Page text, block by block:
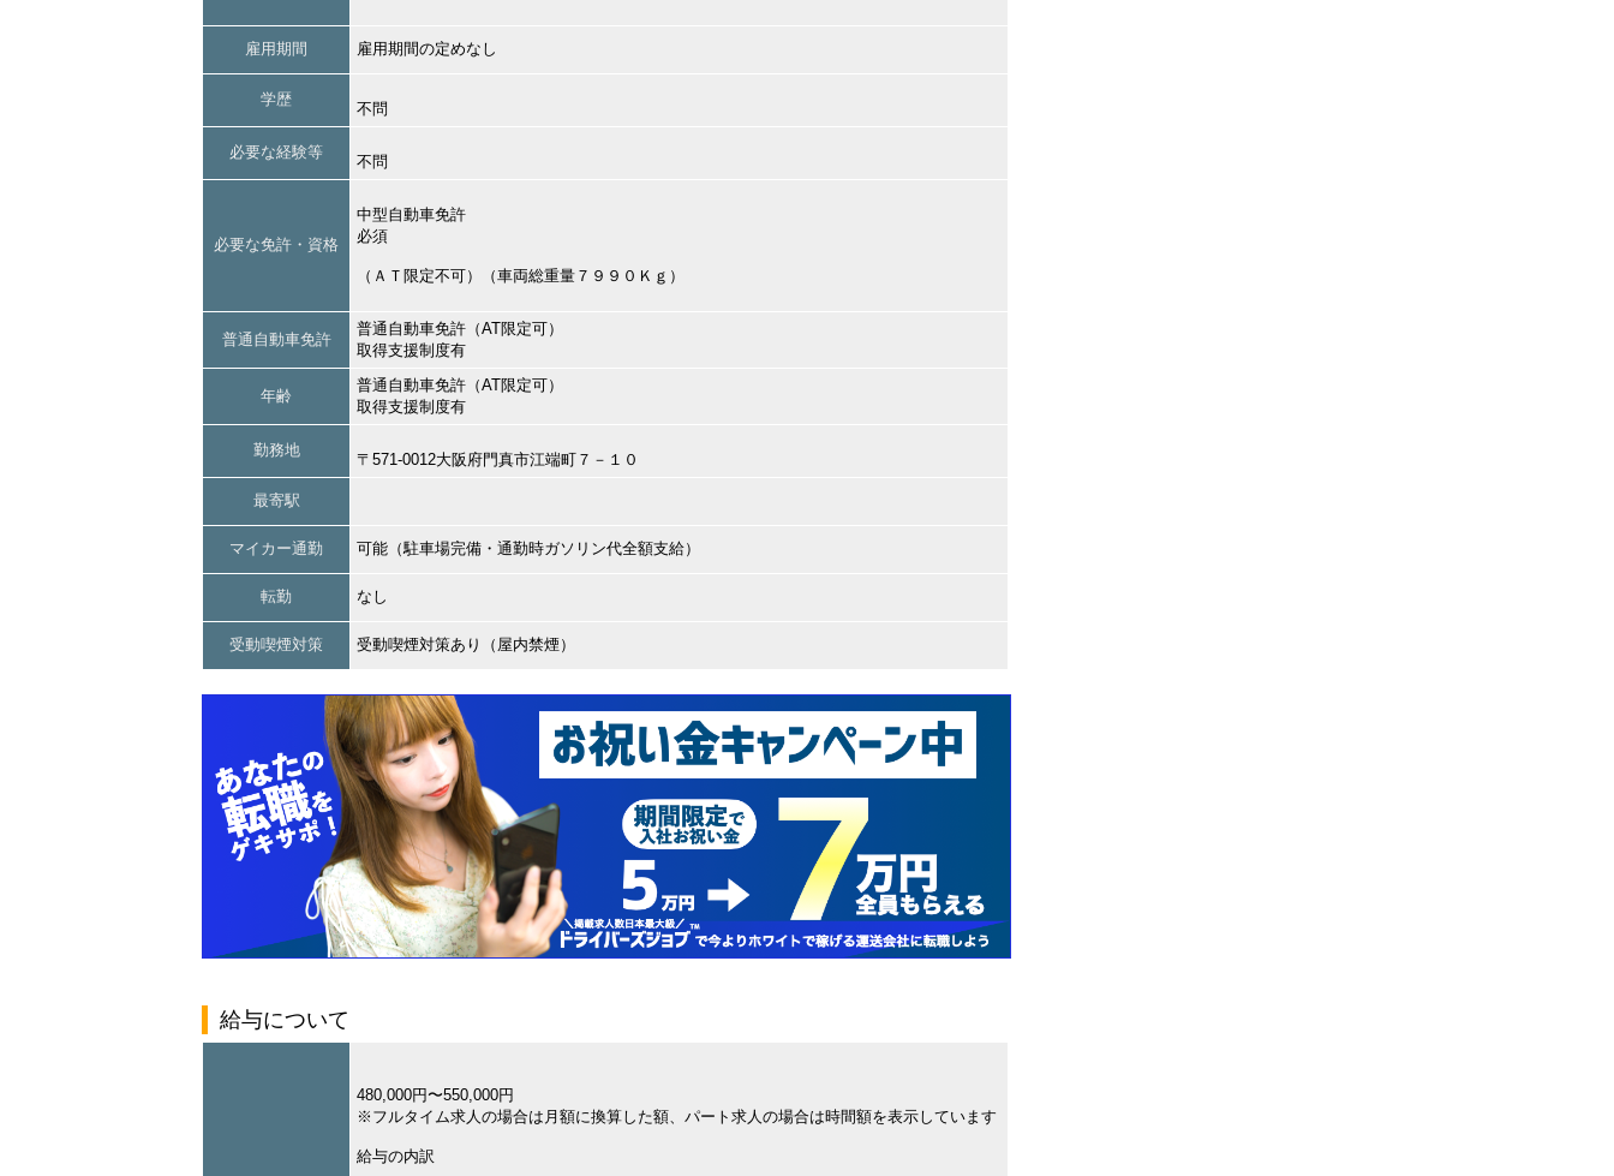
雇用期間 雇用期間の定めなし
学歴
不問
必要な経験等
不問
必要な免許・資格
中型自動車免許
必須
（ＡＴ限定不可）（車両総重量７９９０Ｋｇ）
普通自動車免許
普通自動車免許（AT限定可）
取得支援制度有
年齢
普通自動車免許（AT限定可）
取得支援制度有
勤務地
〒571-0012大阪府門真市江端町７－１０
最寄駅
マイカー通勤 可能（駐車場完備・通勤時ガソリン代全額支給）
転勤 なし
受動喫煙対策 受動喫煙対策あり（屋内禁煙）
給与について
480,000円〜550,000円
※フルタイム求人の場合は月額に換算した額、パート求人の場合は時間額を表示しています
給与の内訳